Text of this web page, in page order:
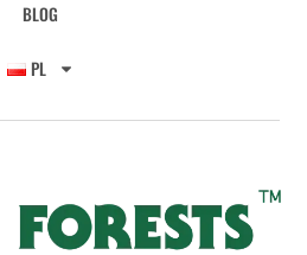
BLOG
PL